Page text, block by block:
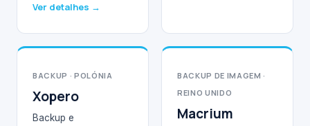
Ver detalhes →
BACKUP · POLÓNIA
Xopero
Backup e
BACKUP DE IMAGEM ·
REINO UNIDO
Macrium